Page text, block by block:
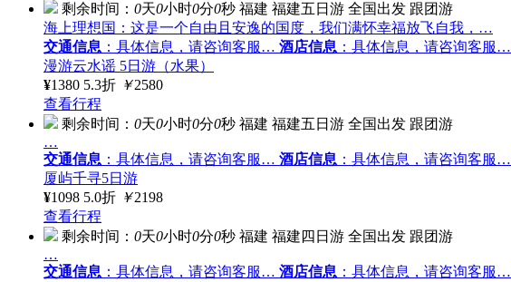
剩余时间： 0天0小时0分0秒 福建 福建五日游 全国出发 跟团游
海上理想国：这是一个自由且安逸的国度，我们满怀幸福放飞自我，…
交通信息 ：具体信息，请咨询客服… 酒店信息 ：具体信息，请咨询客服…
漫游云水谣 5日游（水果）
¥1380 5.3折 ￥2580
查看行程
剩余时间： 0天0小时0分0秒 福建 福建五日游 全国出发 跟团游
…
交通信息 ：具体信息，请咨询客服… 酒店信息 ：具体信息，请咨询客服…
厦屿千寻5日游
¥1098 5.0折 ￥2198
查看行程
剩余时间： 0天0小时0分0秒 福建 福建四日游 全国出发 跟团游
…
交通信息 ：具体信息，请咨询客服… 酒店信息 ：具体信息，请咨询客服…